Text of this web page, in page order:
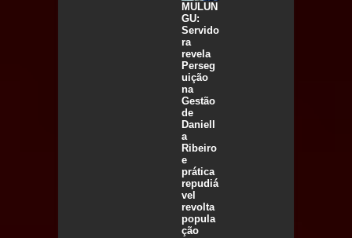
MULUN
GU:
Servido
ra
revela
Perseg
uição
na
Gestão
de
Daniell
a
Ribeiro
e
prática
repudiá
vel
revolta
popula
ção